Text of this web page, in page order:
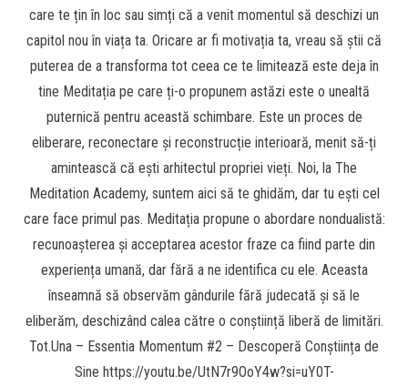
care te țin în loc sau simți că a venit momentul să deschizi un
capitol nou în viața ta. Oricare ar fi motivația ta, vreau să știi că
puterea de a transforma tot ceea ce te limitează este deja în
tine Meditația pe care ți-o propunem astăzi este o unealtă
puternică pentru această schimbare. Este un proces de
eliberare, reconectare și reconstrucție interioară, menit să-ți
amintească că ești arhitectul propriei vieți. Noi, la The
Meditation Academy, suntem aici să te ghidăm, dar tu ești cel
care face primul pas. Meditația propune o abordare nondualistă:
recunoașterea și acceptarea acestor fraze ca fiind parte din
experiența umană, dar fără a ne identifica cu ele. Aceasta
înseamnă să observăm gândurile fără judecată și să le
eliberăm, deschizând calea către o conștiință liberă de limitări.
Tot.Una – Essentia Momentum #2 – Descoperă Conștiința de
Sine https://youtu.be/UtN7r9OoY4w?si=uY0T-